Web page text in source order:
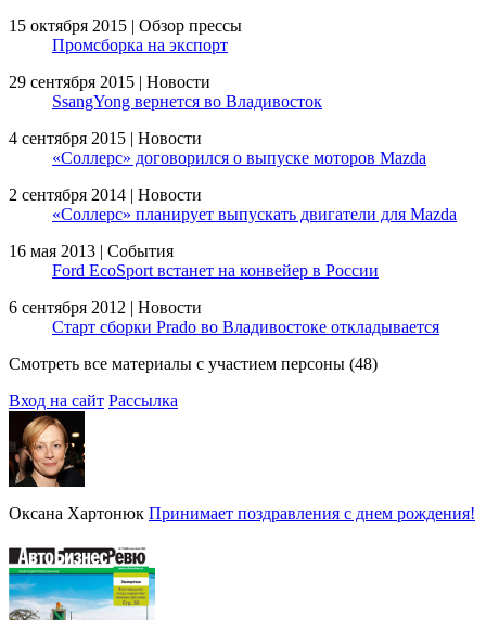
15 октября 2015 | Обзор прессы
Промсборка на экспорт
29 сентября 2015 | Новости
SsangYong вернется во Владивосток
4 сентября 2015 | Новости
«Соллерс» договорился о выпуске моторов Mazda
2 сентября 2014 | Новости
«Соллерс» планирует выпускать двигатели для Mazda
16 мая 2013 | События
Ford EcoSport встанет на конвейер в России
6 сентября 2012 | Новости
Старт сборки Prado во Владивостоке откладывается
Смотреть все материалы с участием персоны (48)
Вход на сайт Рассылка
Оксана Хартонюк Принимает поздравления с днем рождения!